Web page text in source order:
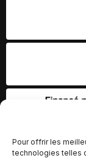
Pour offrir les
technologies telles